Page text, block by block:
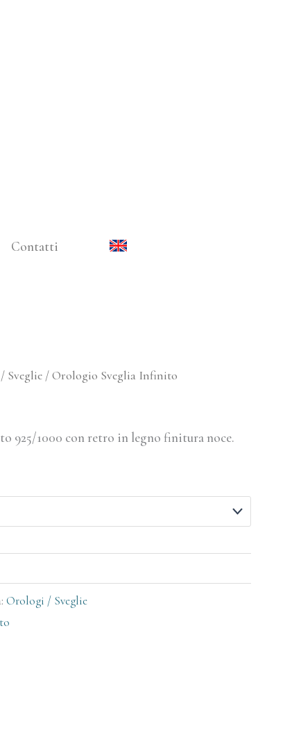
Contatti
Sveglie / Orologio Sveglia Infinito
925/1000 con retro in legno finitura noce.
Orologi / Sveglie